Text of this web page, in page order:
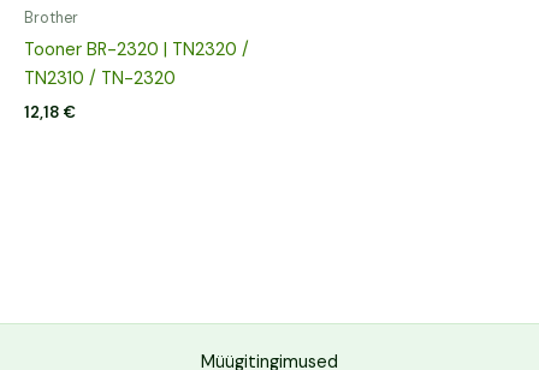
Brother
Tooner BR-2320 | TN2320 /
TN2310 / TN-2320
12,18 €
Müügitingimused